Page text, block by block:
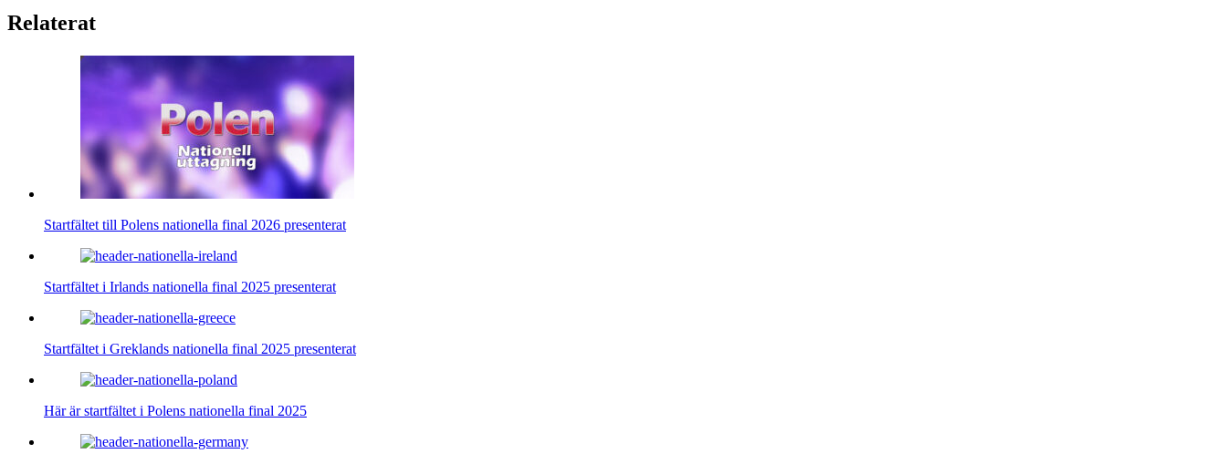
Relaterat
Startfältet till Polens nationella final 2026 presenterat
Startfältet i Irlands nationella final 2025 presenterat
Startfältet i Greklands nationella final 2025 presenterat
Här är startfältet i Polens nationella final 2025